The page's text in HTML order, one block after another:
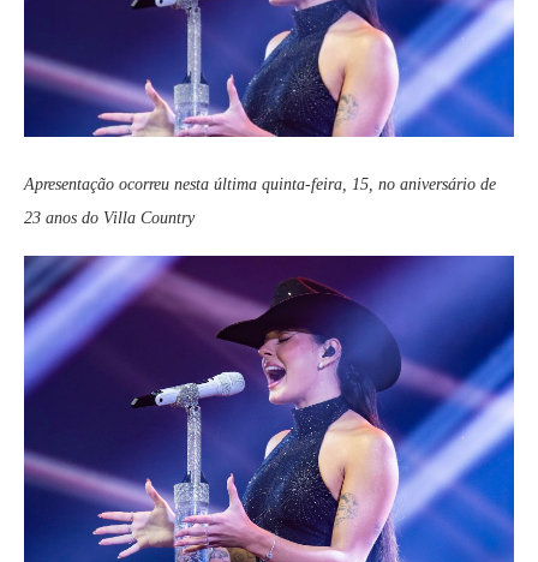
Apresentação ocorreu nesta última quinta-feira, 15, no aniversário de
23 anos do Villa Country